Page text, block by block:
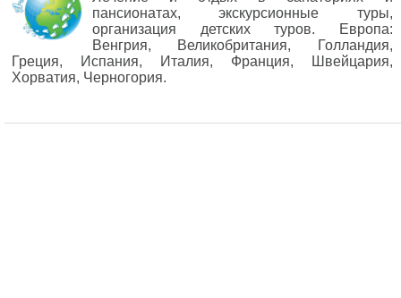
пансионатах, экскурсионные туры,
организация детских туров. Европа:
Венгрия, Великобритания, Голландия,
Греция, Испания, Италия, Франция, Швейцария,
Хорватия, Черногория.